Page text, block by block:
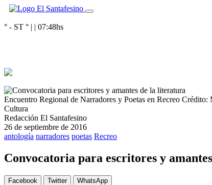
° - ST ° | | 07:48hs
Encuentro Regional de Narradores y Poetas en Recreo Crédito:
Cultura
Redacción El Santafesino
26 de septiembre de 2016
antología narradores poetas Recreo
Convocatoria para escritores y
Facebook Twitter WhatsApp